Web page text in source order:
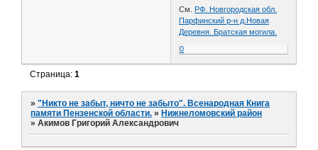
См. РФ. Новгородская обл.
Парфинский р-н д.Новая
Деревня. Братская могила.
0
Страница:1
»"Никто не забыт, ничто не забыто". Всенародная Книга
памяти Пензенской области. » Нижнеломовский район
»Акимов Григорий Александрович